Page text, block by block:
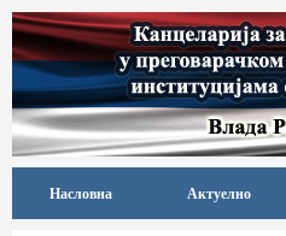
Насловна Актуелно